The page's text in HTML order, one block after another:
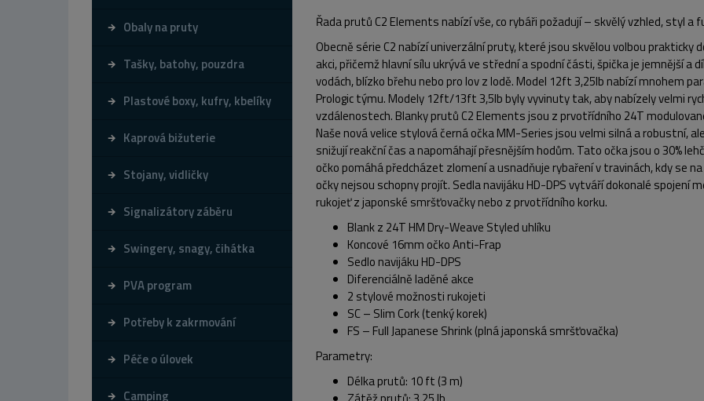
Obaly na pruty
Tašky, batohy, pouzdra
Plastové boxy, kufry, kbelíky
Kaprová bižuterie
Stojany, vidličky
Signalizátory záběru
Swingery, snagy, čihátka
PVA program
Potřeby k zakrmování
Péče o úlovek
Camping
Řada prutů C2 Elements nabízí vše, co rybáři požadují – skvělý vzhled, styl a
Obecně série C2 nabízí univerzální pruty, které jsou skvělou volbou
akci, přičemž hlavní sílu ukrývá ve střední a spodní části, špička je jemnější a
vodách, blízko břehu nebo pro lov z lodě. Model 12ft 3,25lb nabízí mnohem
Prologic týmu. Modely 12ft/13ft 3,5lb byly vyvinuty tak, aby nabízely velmi
vzdálenostech. Blanky prutů C2 Elements jsou z prvotřídního 24T
Naše nová velice stylová černá očka MM-Series jsou velmi silná a robustní,
snižují reakční čas a napomáhají přesnějším hodům. Tato očka jsou o 30%
očko pomáhá předcházet zlomení a usnadňuje rybaření v travinách, kdy se
očky nejsou schopny projít. Sedla navijáku HD-DPS vytváří dokonalé spojení
rukojeť z japonské smršťovačky nebo z prvotřídního korku.
Blank z 24T HM Dry-Weave Styled uhlíku
Koncové 16mm očko Anti-Frap
Sedlo navijáku HD-DPS
Diferenciálně laděné akce
2 stylové možnosti rukojeti
SC – Slim Cork (tenký korek)
FS – Full Japanese Shrink (plná japonská smršťovačka)
Parametry:
Délka prutů: 10 ft (3 m)